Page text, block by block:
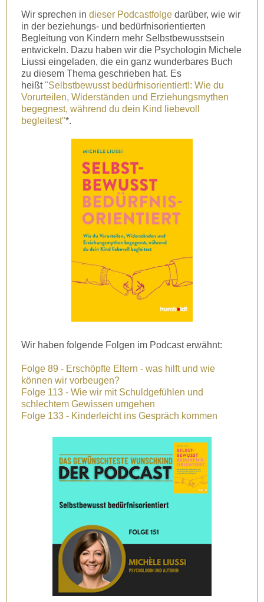
Wir sprechen in dieser Podcastfolge darüber, wie wir
in der beziehungs- und bedürfnisorientierten
Begleitung von Kindern mehr Selbstbewusstsein
entwickeln. Dazu haben wir die Psychologin Michele
Liussi eingeladen, die ein ganz wunderbares Buch
zu diesem Thema geschrieben hat. Es
heißt"Selbstbewusst bedürfnisorientiert!: Wie du
Vorurteilen, Widerständen und Erziehungsmythen
begegnest, während du dein Kind liebevoll
begleitest"*.
Wir haben folgende Folgen im Podcast erwähnt:
Folge 89 - Erschöpfte Eltern - was hilft und wie
können wir vorbeugen?
Folge 113 - Wie wir mit Schuldgefühlen und
schlechtem Gewissen umgehen
Folge 133 - Kinderleicht ins Gespräch kommen